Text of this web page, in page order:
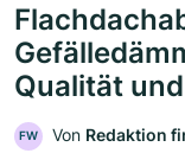
Qualität
FW Von Redaktion